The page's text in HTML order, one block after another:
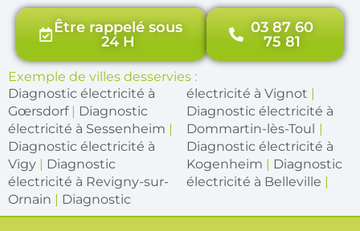
Être rappelé sous
24 H
03 87 60
75 81
Exemple de villes desservies :
Diagnostic électricité à
Gœrsdorf| Diagnostic
électricité à Sessenheim |
Diagnostic électricité à
Vigy | Diagnostic
électricité à Revigny-sur-
Ornain | Diagnostic
électricité à Vignot |
Diagnostic électricité à
Dommartin-lès-Toul |
Diagnostic électricité à
Kogenheim | Diagnostic
électricité à Belleville |